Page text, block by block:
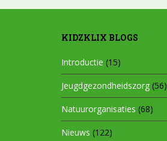
KIDZKLIX BLOGS
Introductie (15)
Jeugdgezondheidszorg (56)
Natuurorganisaties (68)
Nieuws (122)